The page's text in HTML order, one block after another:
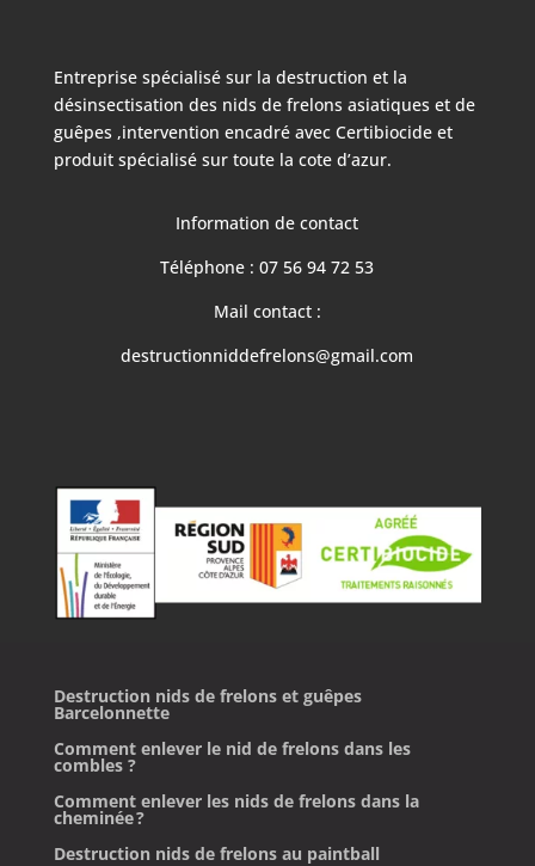
Entreprise spécialisé sur la destruction et la
désinsectisation des nids de frelons asiatiques et de
guêpes ,intervention encadré avec Certibiocide et
produit spécialisé sur toute la cote d’azur.
Information de contact
Téléphone : 07 56 94 72 53
Mail contact :
destructionniddefrelons@gmail.com
Destruction nids de frelons et guêpes
Barcelonnette
Comment enlever le nid de frelons dans les
combles ?
Comment enlever les nids de frelons dans la
cheminée ?
Destruction nids de frelons au paintball